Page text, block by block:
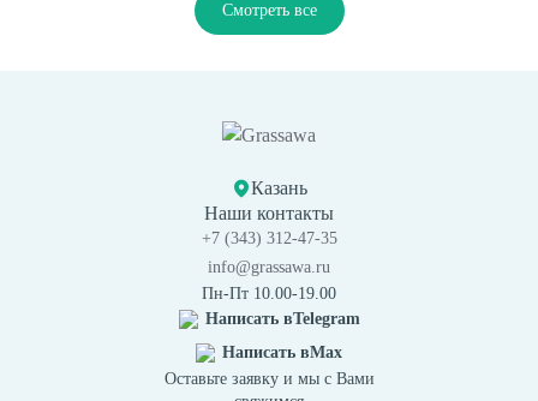
Смотреть все
Казань
Наши контакты
+7 (343) 312-47-35
info@grassawa.ru
Пн-Пт 10.00-19.00
Написать вTelegram
Написать вMax
Оставьте заявку и мы с Вами